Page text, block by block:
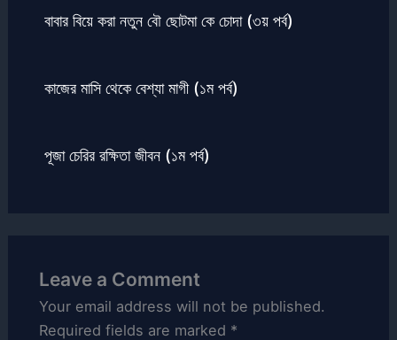
বাবার বিয়ে করা নতুন বৌ ছোটমা কে চোদা (৩য় পর্ব)
কাজের মাসি থেকে বেশ্যা মাগী (১ম পর্ব)
পূজা চেরির রক্ষিতা জীবন (১ম পর্ব)
Leave a Comment
Your email address will not be published.
Required fields are marked *